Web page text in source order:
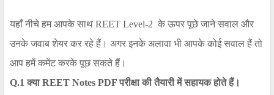
यहाँ नीचे हम आपके साथ REET Level-2 के ऊपर पूछे जाने सवाल और
उनके जवाब शेयर कर रहे हैं। अगर इनके अलावा भी आपके कोई सवाल हैं तो
आप हमें कमेंट करके पूछ सकते हैं।
Q.1 क्या REET Notes PDFपरीक्षा की तैयारी में सहायक होते हैं।